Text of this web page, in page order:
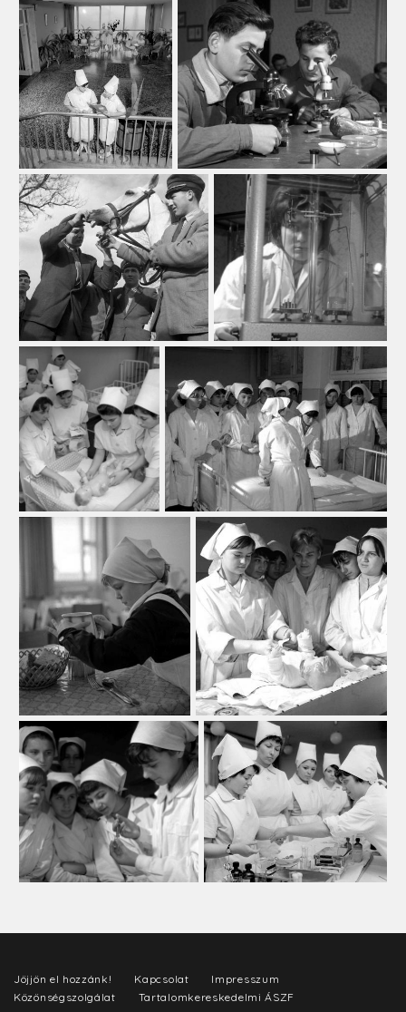
Jöjjön el hozzánk! Kapcsolat
Impresszum
Közönségszolgálat
Tartalomkereskedelmi ÁSZF